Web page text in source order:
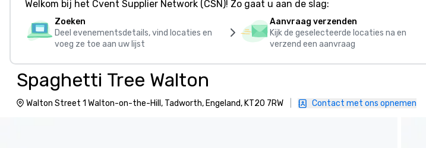
Welkom bij het Cvent Supplier Network (CSN)! Zo gaat u aan de slag:
Zoeken
Deel evenementsdetails, vind locaties en
voeg ze toe aan uw lijst
Aanvraag verzenden
Kijk de geselecteerde locaties na en
verzend een aanvraag
Spaghetti Tree Walton
Walton Street 1 Walton-on-the-Hill, Tadworth, Engeland, KT20 7RW Contact met ons opnemen